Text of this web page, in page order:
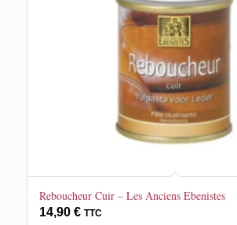
Reboucheur Cuir – Les Anciens Ebenistes
14,90 € TTC